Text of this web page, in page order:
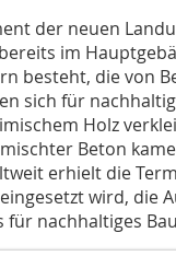
der neuen
im
besteht, die von
sich für
Holz
Beton
erhielt die
wird, die
nachhaltiges